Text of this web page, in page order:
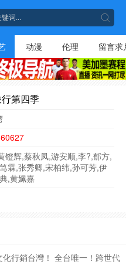
动漫 伦理 留言求
第四季
镫辉,蔡秋凤,游安顺,李?,郁方,
霖,张秀卿,宋柏纬,孙可芳,伊
,黄姵嘉
行銷台灣！ 全台唯一！跨世代